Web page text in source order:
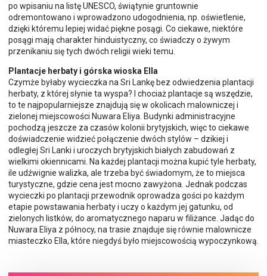
po wpisaniu na listę UNESCO, świątynie gruntownie
odremontowano i wprowadzono udogodnienia, np. oświetlenie,
dzięki któremu lepiej widać piękne posągi. Co ciekawe, niektóre
posągi mają charakter hinduistyczny, co świadczy o żywym
przenikaniu się tych dwóch religii wieki temu.
Plantacje herbaty i górska wioska Ella
Czymże byłaby wycieczka na Sri Lankę bez odwiedzenia plantacji
herbaty, z której słynie ta wyspa? I chociaż plantacje są wszędzie,
to te najpopularniejsze znajdują się w okolicach malowniczej i
zielonej miejscowości Nuwara Eliya. Budynki administracyjne
pochodzą jeszcze za czasów kolonii brytyjskich, więc to ciekawe
doświadczenie widzieć połączenie dwóch stylów – dzikiej i
odległej Sri Lanki i uroczych brytyjskich białych zabudowań z
wielkimi okiennicami. Na każdej plantacji można kupić tyle herbaty,
ile udźwignie walizka, ale trzeba być świadomym, że to miejsca
turystyczne, gdzie cena jest mocno zawyżona. Jednak podczas
wycieczki po plantacji przewodnik oprowadza gości po każdym
etapie powstawania herbaty i uczy o każdym jej gatunku, od
zielonych listków, do aromatycznego naparu w filiżance. Jadąc do
Nuwara Eliya z północy, na trasie znajduje się równie malownicze
miasteczko Ella, które niegdyś było miejscowością wypoczynkową.